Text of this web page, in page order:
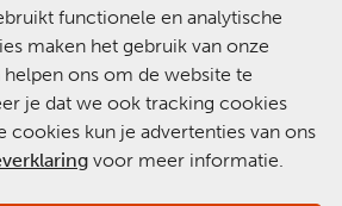
functionele en analytische
maken het gebruik van onze
ons om de website te
je dat we ook tracking cookies
cookies kun je advertenties van ons
voor meer informatie.
Slachtofferhulp.nl
Chat met een
medewerker